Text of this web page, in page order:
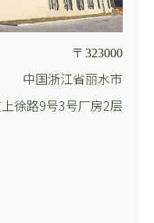
〒323000
中国浙江省丽水市
徐路9号3号厂房2层